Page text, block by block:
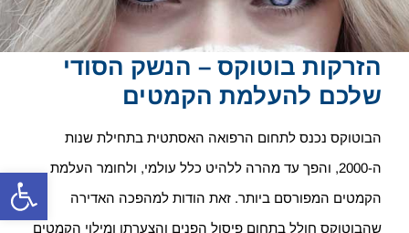
הזרקות בוטוקס – הנשק הסודי
שלכם להעלמת הקמטים
הבוטוקס נכנס לתחום הרפואה האסתטית בתחילת שנות
ה-2000, והפך עד מהרה ללהיט כלל עולמי, ולחומר העלמת
הקמטים המפורסם ביותר. זאת הודות למהפכה האדירה
שהבוטוקס חולל בתחום פיסול הפנים והצערתן ומילוי הקמטים
פתח